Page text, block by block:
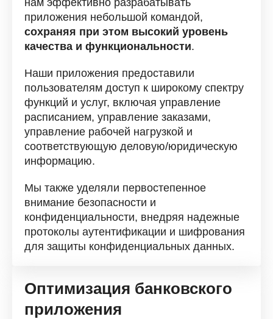
нам эффективно разрабатывать
приложения небольшой командой,
сохраняя при этом высокий уровень
качества и функциональности.
Наши приложения предоставили
пользователям доступ к широкому спектру
функций и услуг, включая управление
расписанием, управление заказами,
управление рабочей нагрузкой и
соответствующую деловую/юридическую
информацию.
Мы также уделяли первостепенное
внимание безопасности и
конфиденциальности, внедряя надежные
протоколы аутентификации и шифрования
для защиты конфиденциальных данных.
Оптимизация банковского
приложения